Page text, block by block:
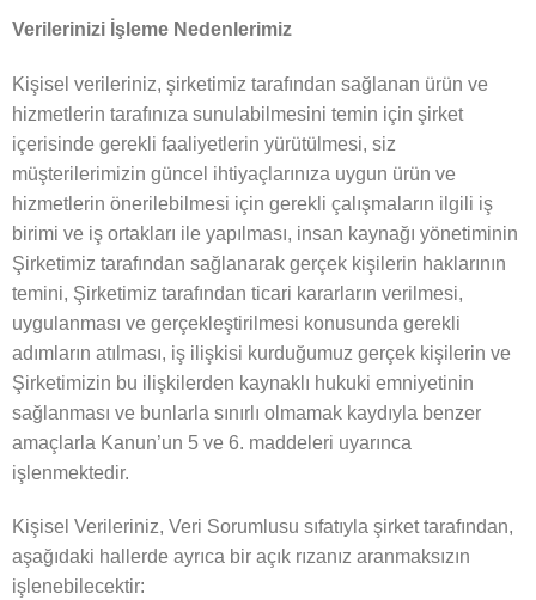
Verilerinizi İşleme Nedenlerimiz
Kişisel verileriniz, şirketimiz tarafından sağlanan ürün ve
hizmetlerin tarafınıza sunulabilmesini temin için şirket
içerisinde gerekli faaliyetlerin yürütülmesi, siz
müşterilerimizin güncel ihtiyaçlarınıza uygun ürün ve
hizmetlerin önerilebilmesi için gerekli çalışmaların ilgili iş
birimi ve iş ortakları ile yapılması, insan kaynağı yönetiminin
Şirketimiz tarafından sağlanarak gerçek kişilerin haklarının
temini, Şirketimiz tarafından ticari kararların verilmesi,
uygulanması ve gerçekleştirilmesi konusunda gerekli
adımların atılması, iş ilişkisi kurduğumuz gerçek kişilerin ve
Şirketimizin bu ilişkilerden kaynaklı hukuki emniyetinin
sağlanması ve bunlarla sınırlı olmamak kaydıyla benzer
amaçlarla Kanun’un 5 ve 6. maddeleri uyarınca
işlenmektedir.
Kişisel Verileriniz, Veri Sorumlusu sıfatıyla şirket tarafından,
aşağıdaki hallerde ayrıca bir açık rızanız aranmaksızın
işlenebilecektir: